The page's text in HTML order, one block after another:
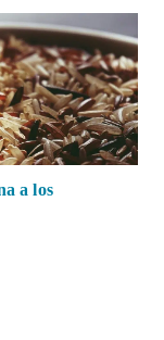
a los